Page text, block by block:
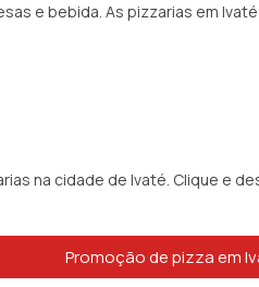
e bebida. As pizzarias em
na cidade de Ivaté. Clique e
Promoção de pizza em